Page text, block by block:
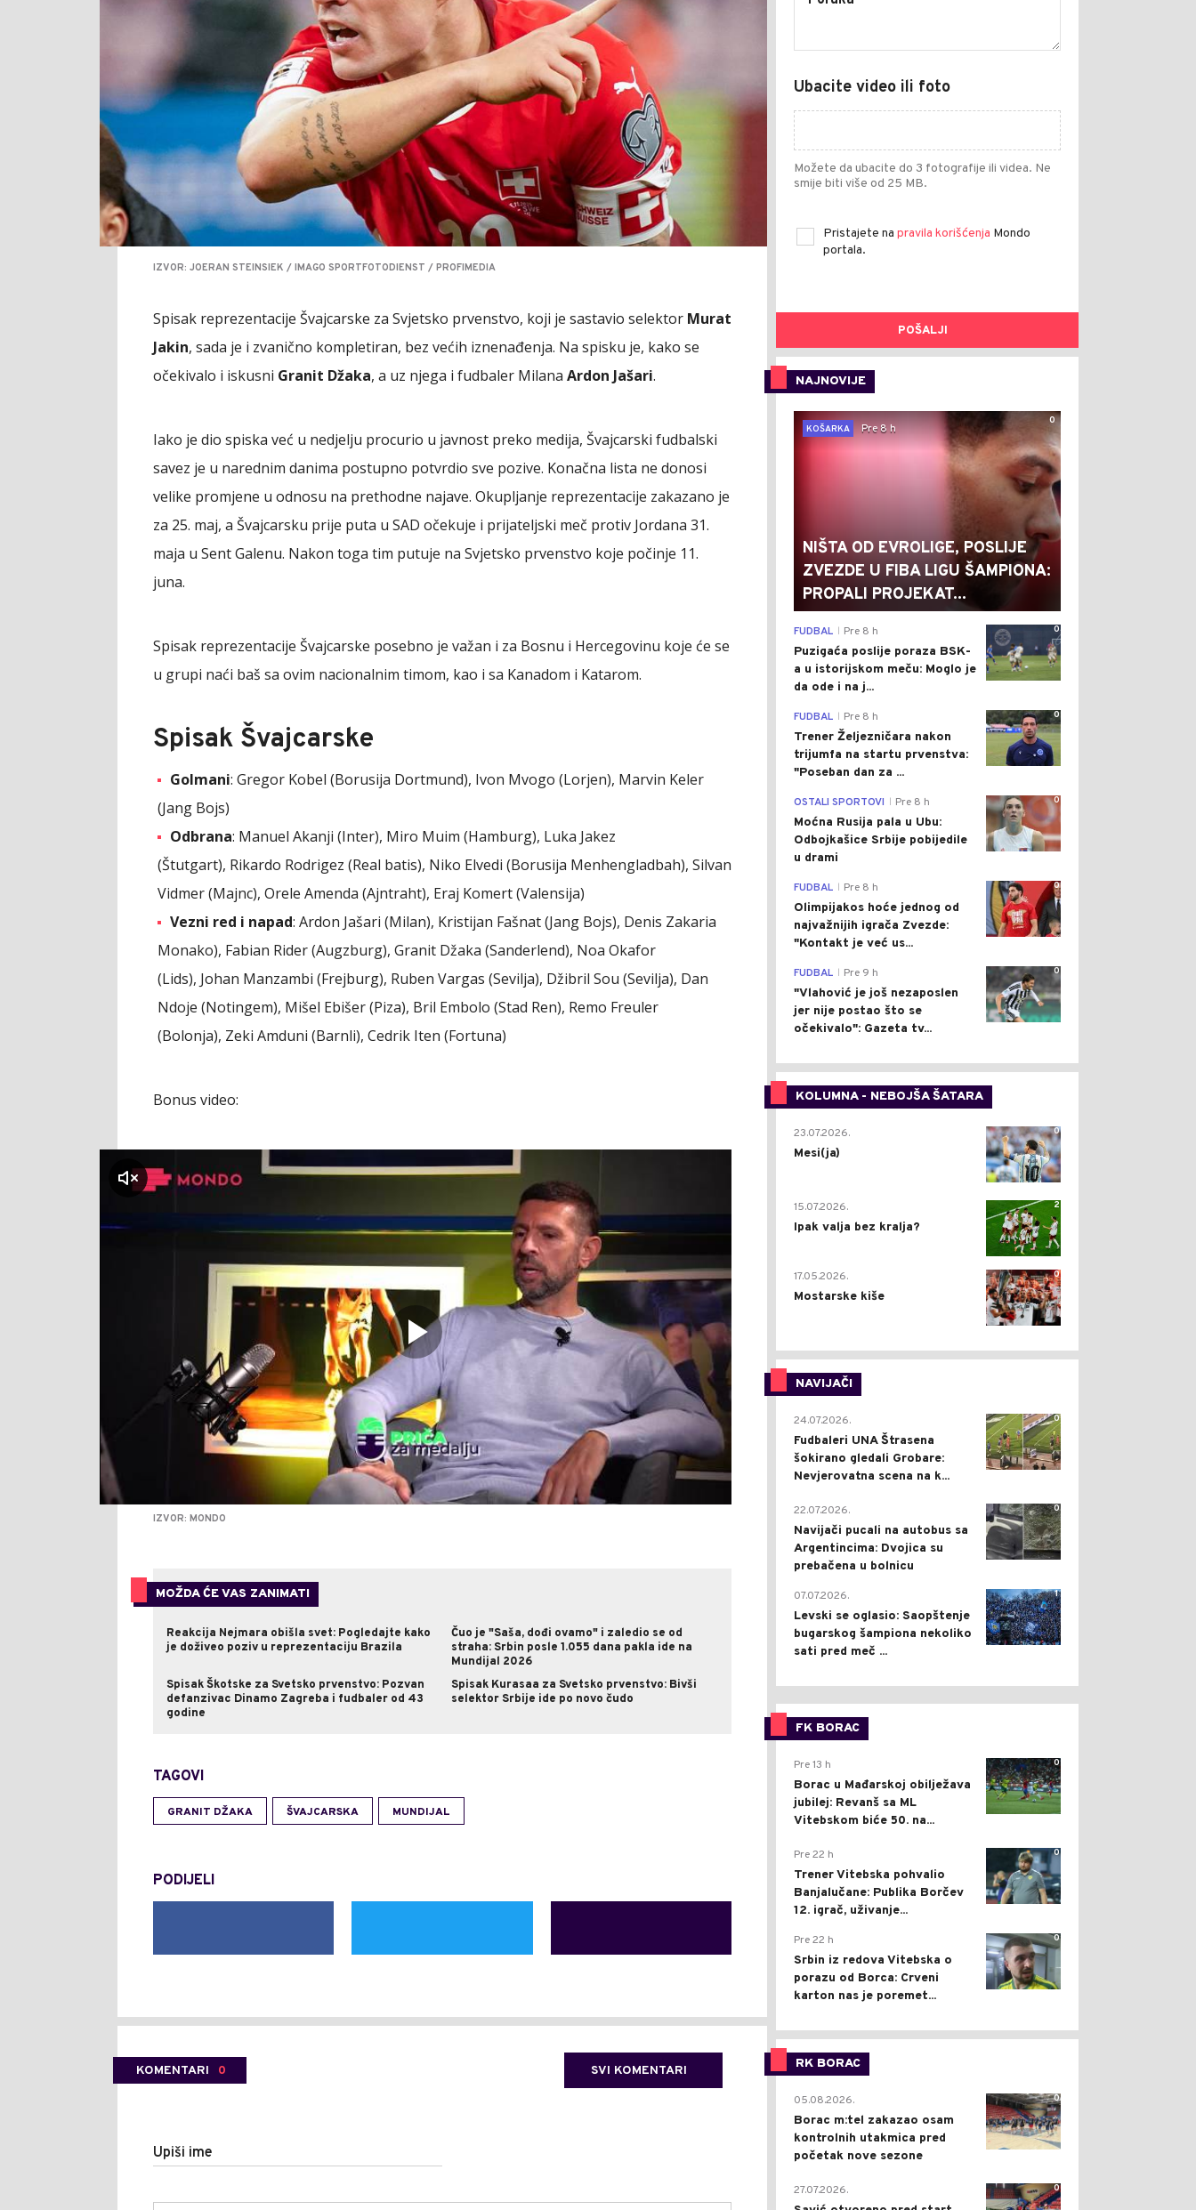
IZVOR: JOERAN STEINSIEK / IMAGO SPORTFOTODIENST / PROFIMEDIA
Spisak reprezentacije Švajcarske za Svjetsko prvenstvo, koji je sastavio selektor Murat
Jakin, sada je i zvanično kompletiran, bez većih iznenađenja. Na spisku je, kako se
očekivalo i iskusni Granit Džaka, a uz njega i fudbaler Milana Ardon Jašari.
Iako je dio spiska već u nedjelju procurio u javnost preko medija, Švajcarski fudbalski
savez je u narednim danima postupno potvrdio sve pozive. Konačna lista ne donosi
velike promjene u odnosu na prethodne najave. Okupljanje reprezentacije zakazano je
za 25. maj, a Švajcarsku prije puta u SAD očekuje i prijateljski meč protiv Jordana 31.
maja u Sent Galenu. Nakon toga tim putuje na Svjetsko prvenstvo koje počinje 11.
juna.
Spisak reprezentacije Švajcarske posebno je važan i za Bosnu i Hercegovinu koje će se
u grupi naći baš sa ovim nacionalnim timom, kao i sa Kanadom i Katarom.
Spisak Švajcarske
Golmani: Gregor Kobel (Borusija Dortmund), Ivon Mvogo (Lorjen), Marvin Keler
(Jang Bojs)
Odbrana: Manuel Akanji (Inter), Miro Muim (Hamburg), Luka Jakez
(Štutgart), Rikardo Rodrigez (Real batis), Niko Elvedi (Borusija Menhengladbah), Silvan
Vidmer (Majnc), Orele Amenda (Ajntraht), Eraj Komert (Valensija)
Vezni red i napad: Ardon Jašari (Milan), Kristijan Fašnat (Jang Bojs), Denis Zakaria
Monako), Fabian Rider (Augzburg), Granit Džaka (Sanderlend), Noa Okafor
(Lids), Johan Manzambi (Frejburg), Ruben Vargas (Sevilja), Džibril Sou (Sevilja), Dan
Ndoje (Notingem), Mišel Ebišer (Piza), Bril Embolo (Stad Ren), Remo Freuler
(Bolonja), Zeki Amduni (Barnli), Cedrik Iten (Fortuna)
Bonus video:
IZVOR: MONDO
MOŽDA ĆE VAS ZANIMATI
Reakcija Nejmara obišla svet: Pogledajte kako
je doživeo poziv u reprezentaciju Brazila
Čuo je "Saša, dođi ovamo" i zaledio se od
straha: Srbin posle 1.055 dana pakla ide na
Mundijal 2026
Spisak Škotske za Svetsko prvenstvo: Pozvan
defanzivac Dinamo Zagreba i fudbaler od 43
godine
Spisak Kurasaa za Svetsko prvenstvo: Bivši
selektor Srbije ide po novo čudo
TAGOVI
GRANIT DŽAKA ŠVAJCARSKA MUNDIJAL
PODIJELI
KOMENTARI 0 SVI KOMENTARI
Upiši ime
Ubacite video ili foto
Možete da ubacite do 3 fotografije ili videa. Ne
smije biti više od 25 MB.
Pristajete na pravila korišćenja Mondo
portala.
POŠALJI
NAJNOVIJE
0
KOŠARKA
Pre 8 h
NIŠTA OD EVROLIGE, POSLIJE
ZVEZDE U FIBA LIGU ŠAMPIONA:
PROPALI PROJEKAT...
0
FUDBAL Pre 8 h
Puzigaća poslije poraza BSK-
a u istorijskom meču: Moglo je
da ode i na j...
0
FUDBAL Pre 8 h
Trener Željezničara nakon
trijumfa na startu prvenstva:
"Poseban dan za ...
0
OSTALI SPORTOVI Pre 8 h
Moćna Rusija pala u Ubu:
Odbojkašice Srbije pobijedile
u drami
0
FUDBAL Pre 8 h
Olimpijakos hoće jednog od
najvažnijih igrača Zvezde:
"Kontakt je već us...
0
FUDBAL Pre 9 h
"Vlahović je još nezaposlen
jer nije postao što se
očekivalo": Gazeta tv...
KOLUMNA - NEBOJŠA ŠATARA
0
23.07.2026.
Mesi(ja)
2
15.07.2026.
Ipak valja bez kralja?
0
17.05.2026.
Mostarske kiše
NAVIJAČI
0
24.07.2026.
Fudbaleri UNA Štrasena
šokirano gledali Grobare:
Nevjerovatna scena na k...
0
22.07.2026.
Navijači pucali na autobus sa
Argentincima: Dvojica su
prebačena u bolnicu
1
07.07.2026.
Levski se oglasio: Saopštenje
bugarskog šampiona nekoliko
sati pred meč ...
FK BORAC
0
Pre 13 h
Borac u Mađarskoj obilježava
jubilej: Revanš sa ML
Vitebskom biće 50. na...
0
Pre 22 h
Trener Vitebska pohvalio
Banjalučane: Publika Borčev
12. igrač, uživanje...
0
Pre 22 h
Srbin iz redova Vitebska o
porazu od Borca: Crveni
karton nas je poremet...
RK BORAC
0
05.08.2026.
Borac m:tel zakazao osam
kontrolnih utakmica pred
početak nove sezone
0
27.07.2026.